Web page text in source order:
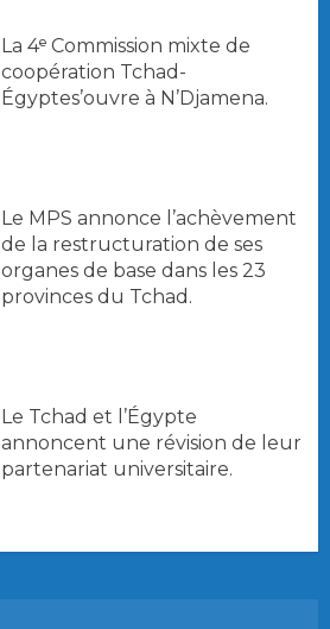
La 4ᵉ Commission mixte de
coopération Tchad-
Égyptes’ouvre à N’Djamena.
Le MPS annonce l’achèvement
de la restructuration de ses
organes de base dans les 23
provinces du Tchad.
Le Tchad et l’Égypte
annoncent une révision de leur
partenariat universitaire.